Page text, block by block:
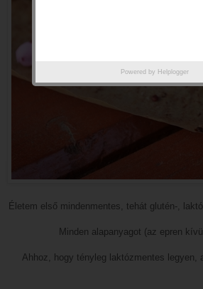
Életem első mindenmentes, tehát glutén-,
Minden alapanyagot (az epren
Ahhoz, hogy tényleg laktózmentes legyen,
Powered by Helplogger